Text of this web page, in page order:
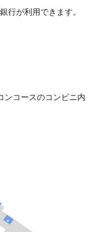
行が利用できます。
ンコースのコンビニ内